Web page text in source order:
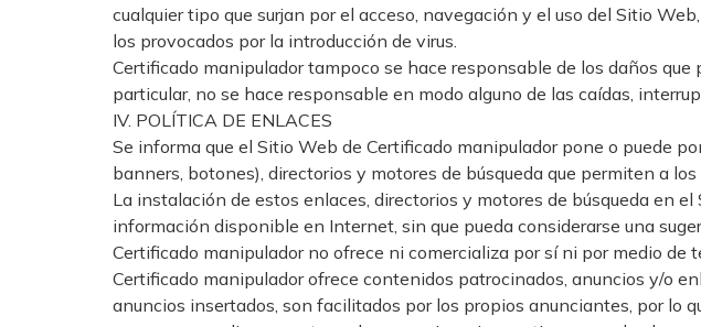
cualquier tipo que surjan por el acceso, navegación y el uso del Sitio
los provocados por la introducción de virus.
Certificado manipulador tampoco se hace responsable de los daños
particular, no se hace responsable en modo alguno de las caídas,
IV. POLÍTICA DE ENLACES
Se informa que el Sitio Web de Certificado manipulador pone o puede
banners, botones), directorios y motores de búsqueda que permiten a
La instalación de estos enlaces, directorios y motores de búsqueda en
información disponible en Internet, sin que pueda considerarse una
Certificado manipulador no ofrece ni comercializa por sí ni por medio
Certificado manipulador ofrece contenidos patrocinados, anuncios y/o
anuncios insertados, son facilitados por los propios anunciantes, por lo